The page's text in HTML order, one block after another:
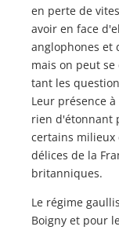
en perte de
avoir en face
anglophones et
mais on peut
tant les
Leur présence
rien d'étonnant
certains milieux
délices de la
britanniques.
Le régime
Boigny et pour